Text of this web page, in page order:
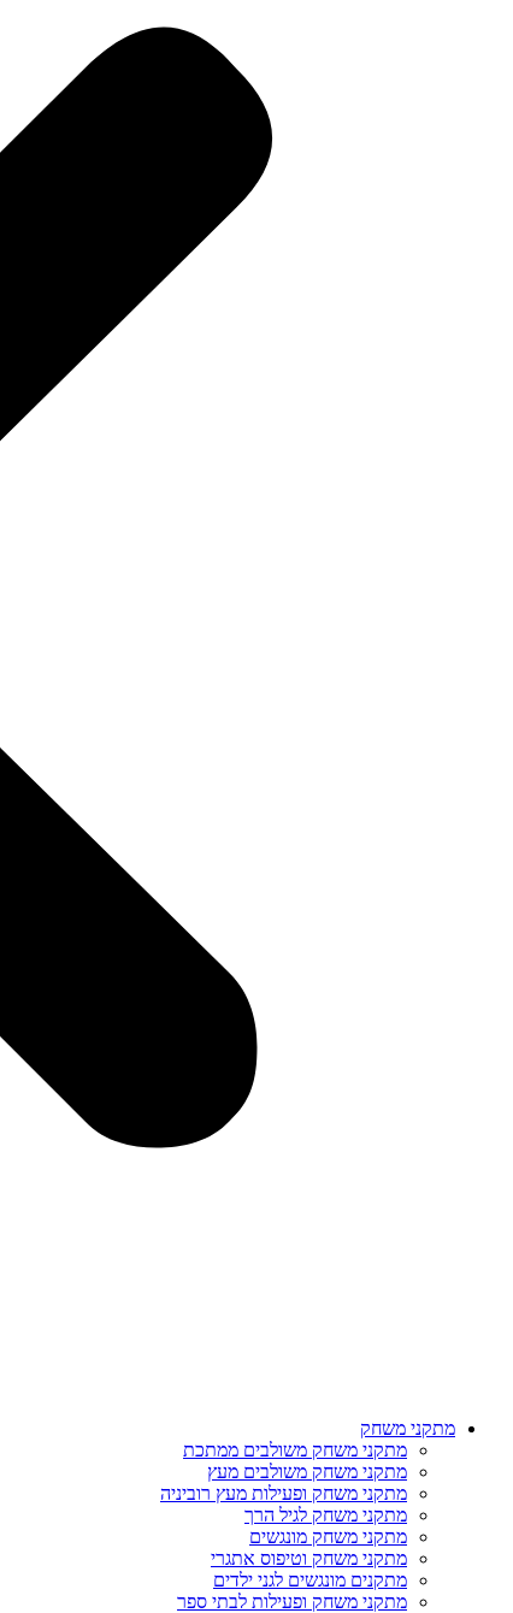
מתקני משחק
מתקני משחק משולבים ממתכת
מתקני משחק משולבים מעץ
מתקני משחק ופעילות מעץ רוביניה
מתקני משחק לגיל הרך
מתקני משחק מונגשים
מתקני משחק וטיפוס אתגרי
מתקנים מונגשים לגני ילדים
מתקני משחק ופעילות לבתי ספר